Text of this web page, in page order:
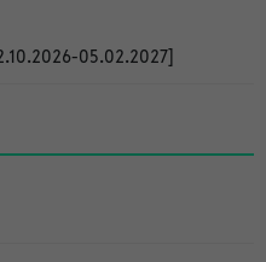
05.02.2027]